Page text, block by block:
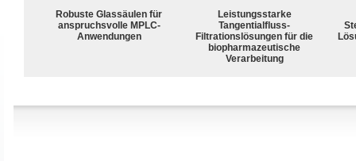
Robuste Glassäulen für
anspruchsvolle MPLC-
Anwendungen
Leistungsstarke
Tangentialfluss-
Filtrationslösungen für die
biopharmazeutische
Verarbeitung